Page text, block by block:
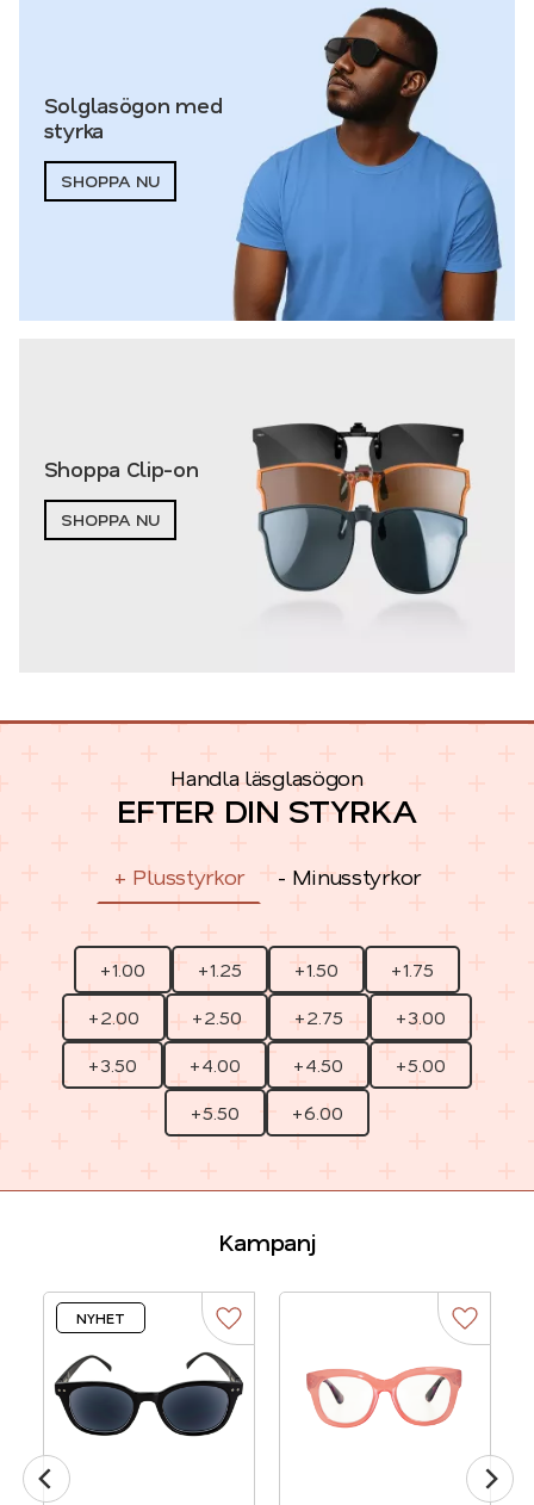
Solglasögon med
styrka
SHOPPA NU
Shoppa Clip-on
SHOPPA NU
Handla läsglasögon
EFTER DIN STYRKA
+ Plusstyrkor - Minusstyrkor
+1.00 +1.25 +1.50
+1.75
+2.00
+2.50 +2.75
+3.00
+3.50
+4.00 +4.50
+5.00
+5.50
+6.00
Kampanj
NYHET
Lägg till i favoriter Lägg